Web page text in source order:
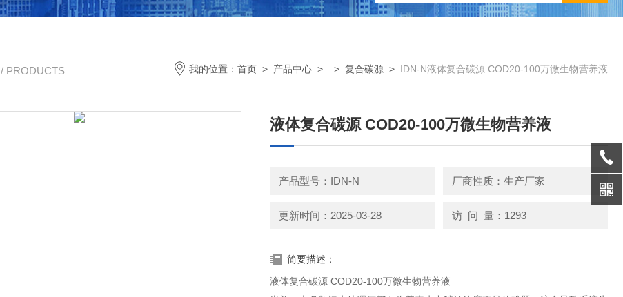
/ PRODUCTS 我的位置： 首页 > 产品中心 > > 复合碳源 > IDN-N液体复合碳源 COD20-100万微生物营养液
液体复合碳源 COD20-100万微生物营养液
产品型号：IDN-N 厂商性质：生产厂家
更新时间：2025-03-28 访 问 量：1293
简要描述：
液体复合碳源 COD20-100万微生物营养液